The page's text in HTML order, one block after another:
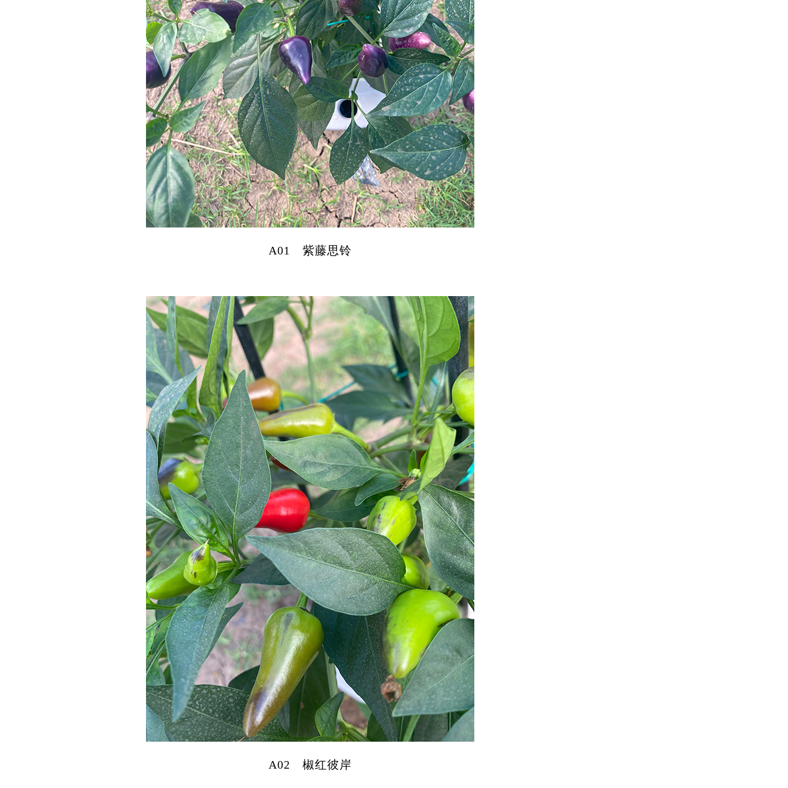
A01 紫藤思铃
A02 椒红彼岸